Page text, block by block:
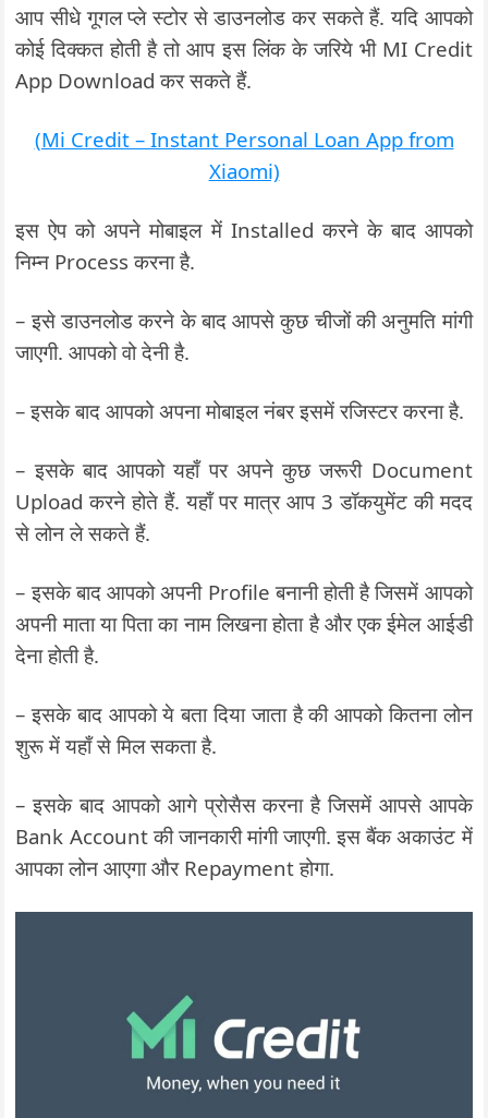
आप सीधे गूगल प्ले स्टोर से डाउनलोड कर सकते हैं. यदि आपको
कोई दिक्कत होती है तो आप इस लिंक के जरिये भी MI Credit
App Download कर सकते हैं.
(Mi Credit – Instant Personal Loan App from
Xiaomi)
इस ऐप को अपने मोबाइल में Installed करने के बाद आपको
निम्न Process करना है.
– इसे डाउनलोड करने के बाद आपसे कुछ चीजों की अनुमति मांगी
जाएगी. आपको वो देनी है.
– इसके बाद आपको अपना मोबाइल नंबर इसमें रजिस्टर करना है.
– इसके बाद आपको यहाँ पर अपने कुछ जरूरी Document
Upload करने होते हैं. यहाँ पर मात्र आप 3 डॉकयुमेंट की मदद
से लोन ले सकते हैं.
– इसके बाद आपको अपनी Profile बनानी होती है जिसमें आपको
अपनी माता या पिता का नाम लिखना होता है और एक ईमेल आईडी
देना होती है.
– इसके बाद आपको ये बता दिया जाता है की आपको कितना लोन
शुरू में यहाँ से मिल सकता है.
– इसके बाद आपको आगे प्रोसैस करना है जिसमें आपसे आपके
Bank Account की जानकारी मांगी जाएगी. इस बैंक अकाउंट में
आपका लोन आएगा और Repayment होगा.